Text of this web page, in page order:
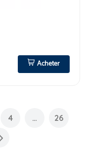
Acheter
4 …
26